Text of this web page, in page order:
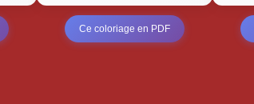
Ce coloriage en PDF